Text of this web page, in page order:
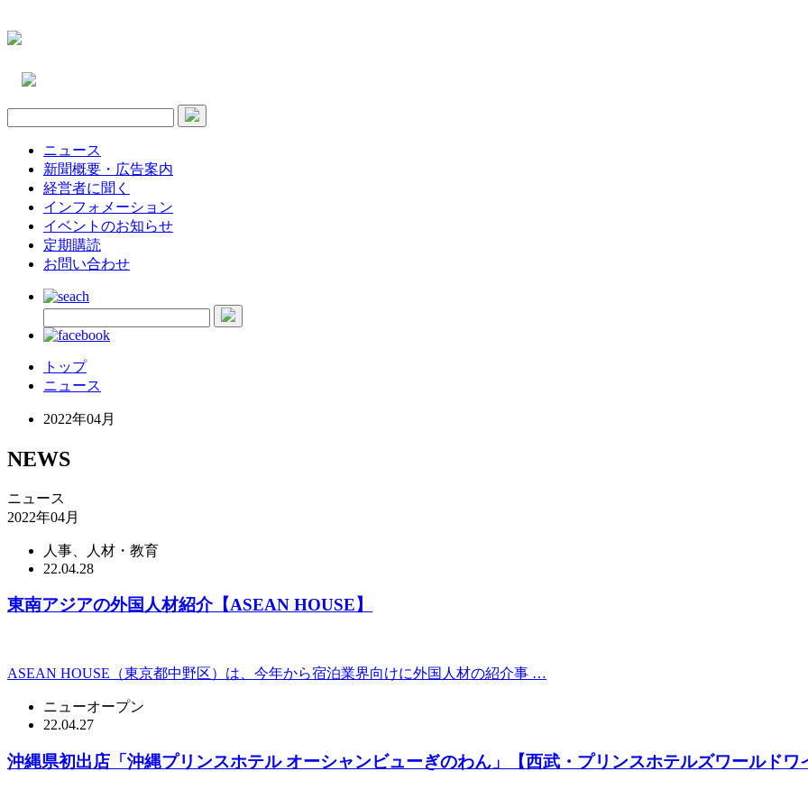
ニュース
新聞概要・広告案内
経営者に聞く
インフォメーション
イベントのお知らせ
定期購読
お問い合わせ
トップ
ニュース
2022年04月
NEWS
ニュース
2022年04月
人事、人材・教育
22.04.28
東南アジアの外国人材紹介【ASEAN HOUSE】
ASEAN HOUSE（東京都中野区）は、今年から宿泊業界向けに外国人材の紹介事 …
ニューオープン
22.04.27
沖縄県初出店「沖縄プリンスホテル オーシャンビューぎのわん」【西武・プリンスホテルズワールドワ